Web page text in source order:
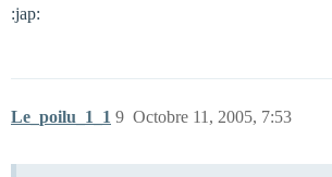
:jap:
Le_poilu_1_1 Octobre 11, 2005, 7:53
9